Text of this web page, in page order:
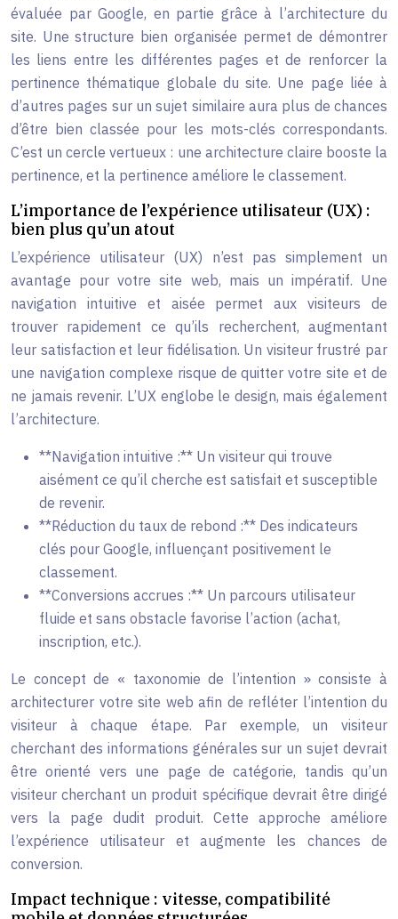
évaluée par Google, en partie grâce à l’architecture du
site. Une structure bien organisée permet de démontrer
les liens entre les différentes pages et de renforcer la
pertinence thématique globale du site. Une page liée à
d’autres pages sur un sujet similaire aura plus de chances
d’être bien classée pour les mots-clés correspondants.
C’est un cercle vertueux : une architecture claire booste la
pertinence, et la pertinence améliore le classement.
L’importance de l’expérience utilisateur (UX) :
bien plus qu’un atout
L’expérience utilisateur (UX) n’est pas simplement un
avantage pour votre site web, mais un impératif. Une
navigation intuitive et aisée permet aux visiteurs de
trouver rapidement ce qu’ils recherchent, augmentant
leur satisfaction et leur fidélisation. Un visiteur frustré par
une navigation complexe risque de quitter votre site et de
ne jamais revenir. L’UX englobe le design, mais également
l’architecture.
**Navigation intuitive :** Un visiteur qui trouve
aisément ce qu’il cherche est satisfait et susceptible
de revenir.
**Réduction du taux de rebond :** Des indicateurs
clés pour Google, influençant positivement le
classement.
**Conversions accrues :** Un parcours utilisateur
fluide et sans obstacle favorise l’action (achat,
inscription, etc.).
Le concept de « taxonomie de l’intention » consiste à
architecturer votre site web afin de refléter l’intention du
visiteur à chaque étape. Par exemple, un visiteur
cherchant des informations générales sur un sujet devrait
être orienté vers une page de catégorie, tandis qu’un
visiteur cherchant un produit spécifique devrait être dirigé
vers la page dudit produit. Cette approche améliore
l’expérience utilisateur et augmente les chances de
conversion.
Impact technique : vitesse, compatibilité